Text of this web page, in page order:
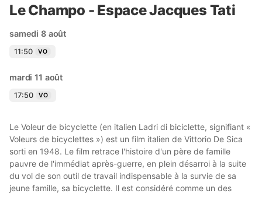
Le Champo - Espace Jacques Tati
samedi 8 août
11:50 VO
mardi 11 août
17:50 VO
Le Voleur de bicyclette (en italien Ladri di biciclette, signifiant «
Voleurs de bicyclettes ») est un film italien de Vittorio De Sica
sorti en 1948. Le film retrace l'histoire d'un père de famille
pauvre de l'immédiat après-guerre, en plein désarroi à la suite
du vol de son outil de travail indispensable à la survie de sa
jeune famille, sa bicyclette. Il est considéré comme un des